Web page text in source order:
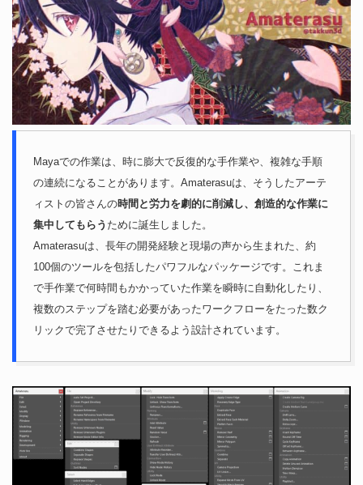
Mayaでの作業は、時に膨大で反復的な手作業や、複雑な手順
の連続になることがあります。Amaterasuは、そうしたアーテ
ィストの皆さんの時間と労力を劇的に削減し、創造的な作業に
集中してもらう ために誕生しました。
Amaterasuは、長年の開発経験と現場の声から生まれた、約
100個のツールを包括したパワフルなパッケージです。これま
で手作業で何時間もかかっていた作業を瞬時に自動化したり、
複数のステップを踏む必要があったワークフローをたった数ク
リックで完了させたりできるよう設計されています。